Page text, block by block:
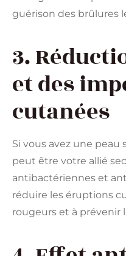
guérison des brûlures
3.
et des
cutanées
Si vous avez une peau
peut être votre allié
antibactériennes et
réduire les éruptions
rougeurs et à prévenir